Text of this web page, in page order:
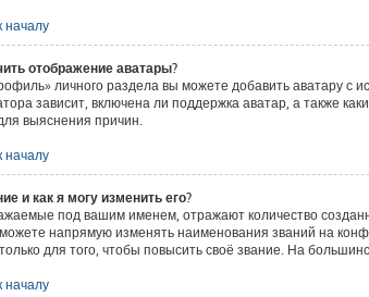
началу
отображение аватары?
личного раздела вы можете добавить аватару с
зависит, включена ли поддержка аватар, а также
выяснения причин.
началу
и как я могу изменить его?
под вашим именем, отражают количество
напрямую изменять наименования званий на
для того, чтобы повысить своё звание. На
началу